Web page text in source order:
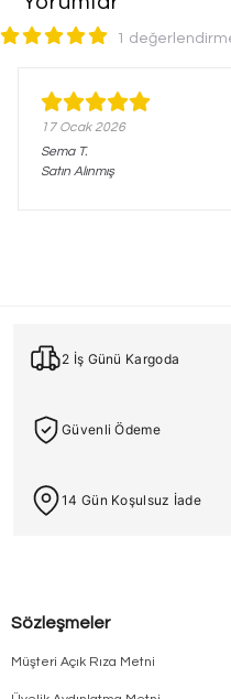
1
17 Ocak 2026
Sema T.
Satın Alınmış
2 İş Günü Kargoda
Güvenli Ödeme
14 Gün Koşulsuz İade
Sözleşmeler
Müşteri Açık Rıza Metni